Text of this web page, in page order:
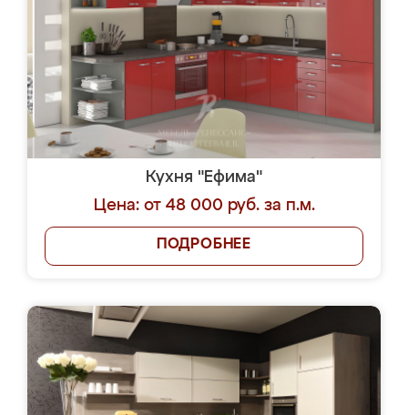
Кухня "Ефима"
Цена: от 48 000 руб. за п.м.
ПОДРОБНЕЕ